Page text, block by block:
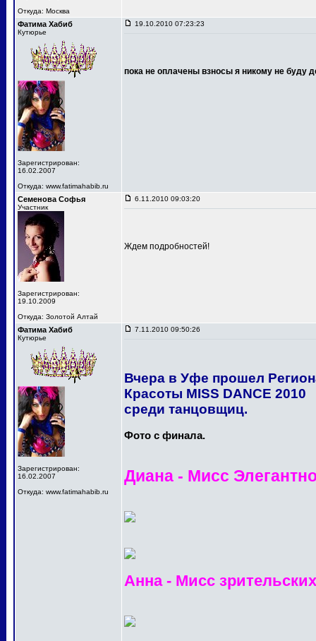
Откуда: Москва
Фатима Хабиб
Кутюрье
Зарегистрирован:
16.02.2007
Откуда: www.fatimahabib.ru
19.10.2010 07:23:23
пока не оплачены взносы я никому не буду
Семенова Софья
Участник
Зарегистрирован:
19.10.2009
Откуда: Золотой Алтай
6.11.2010 09:03:20
Ждем подробностей!
Фатима Хабиб
Кутюрье
Зарегистрирован:
16.02.2007
Откуда: www.fatimahabib.ru
7.11.2010 09:50:26
Вчера в Уфе прошел
Красоты MISS DANCE 2010
среди танцовщиц.
Фото с финала.
Диана - Мисс
Анна - Мисс